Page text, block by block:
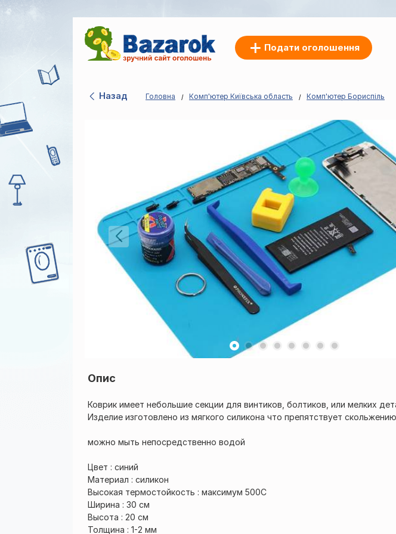
Подати оголошення
Назад Головна Комп'ютер Київська область Комп'ютер Бориспіль
Опис
Коврик имеет небольшие секции для винтиков, болтиков, или мелких
Изделие изготовлено из мягкого силикона что препятствует
можно мыть непосредственно водой
Цвет : синий
Материал : силикон
Высокая термостойкость : максимум 500C
Ширина : 30 см
Высота : 20 см
Толщина : 1-2 мм